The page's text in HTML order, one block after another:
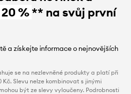
20 %** na svůj první
a získejte informace o nejnovějších
se na nezlevněné produkty a platí při
Kč. Slevu nelze kombinovat s jinými
být ze slevy vyloučeny. Podrobnosti